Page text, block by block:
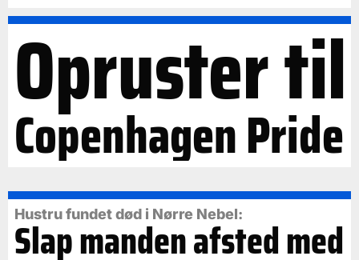
Opruster til
Copenhagen Pride
Hustru fundet død i Nørre Nebel:
Slap manden afsted med